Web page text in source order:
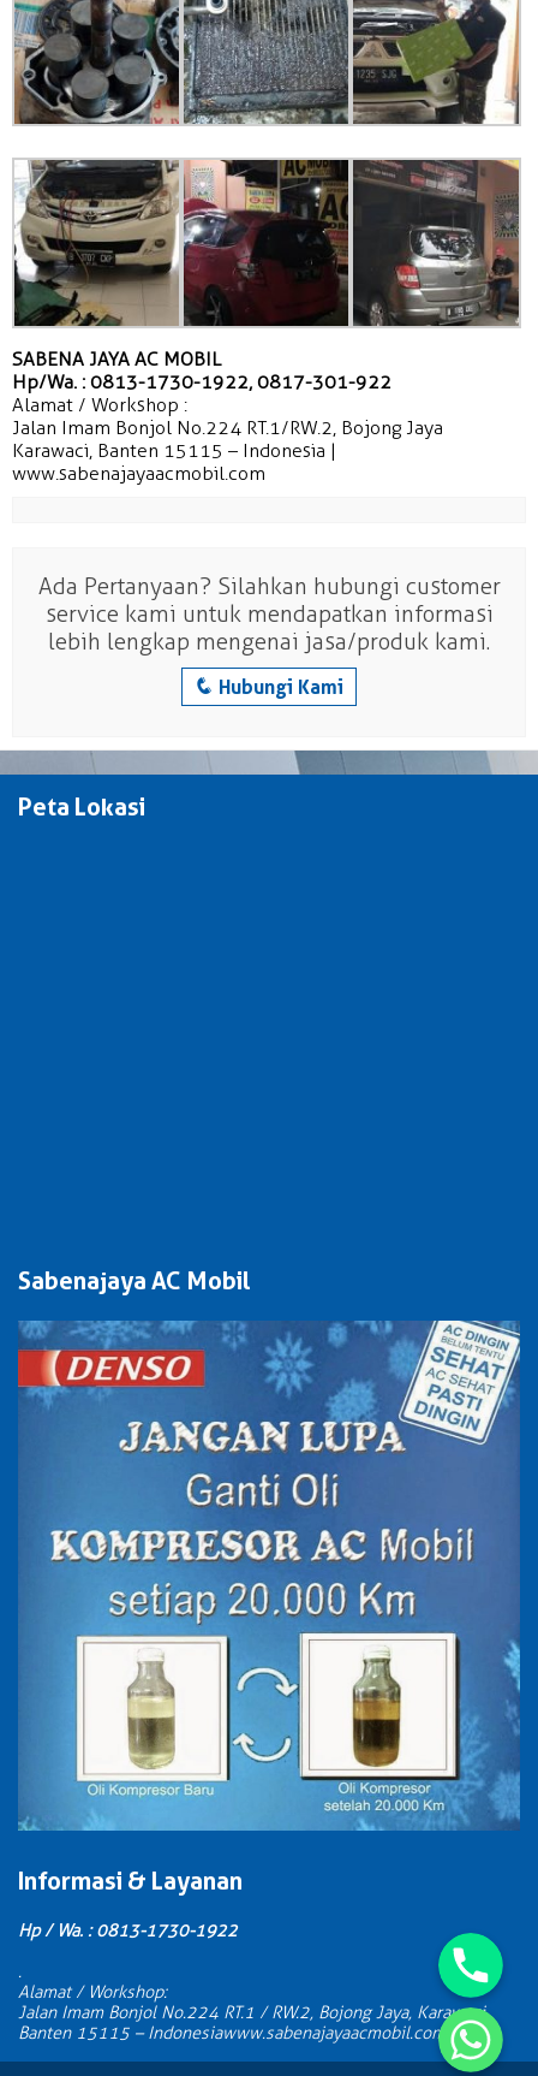
SABENA JAYA AC MOBIL
Hp/Wa. : 0813-1730-1922, 0817-301-922
Alamat / Workshop :
Jalan Imam Bonjol No.224 RT.1/RW.2, Bojong Jaya
Karawaci, Banten 15115 – Indonesia |
www.sabenajayaacmobil.com
Ada Pertanyaan? Silahkan hubungi customer
service kami untuk mendapatkan informasi
lebih lengkap mengenai jasa/produk kami.
q Hubungi Kami
Peta Lokasi
Sabenajaya AC Mobil
Informasi & Layanan
Hp / Wa. : 0813-1730-1922
.
Alamat / Workshop:
Jalan Imam Bonjol No.224 RT.1 / RW.2, Bojong Jaya, Karawaci,
Banten 15115 – Indonesiawww.sabenajayaacmobil.com
Phone
WhatsApp